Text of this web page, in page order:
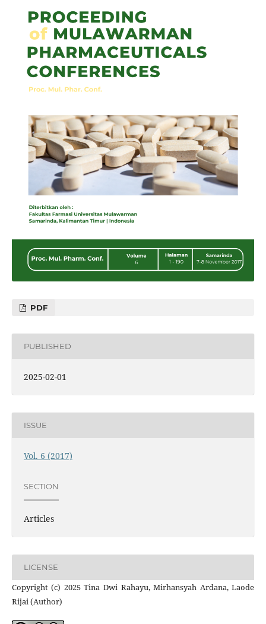
PDF
PUBLISHED
2025-02-01
ISSUE
Vol. 6 (2017)
SECTION
Articles
LICENSE
Copyright (c) 2025 Tina Dwi Rahayu, Mirhansyah Ardana, Laode
Rijai (Author)